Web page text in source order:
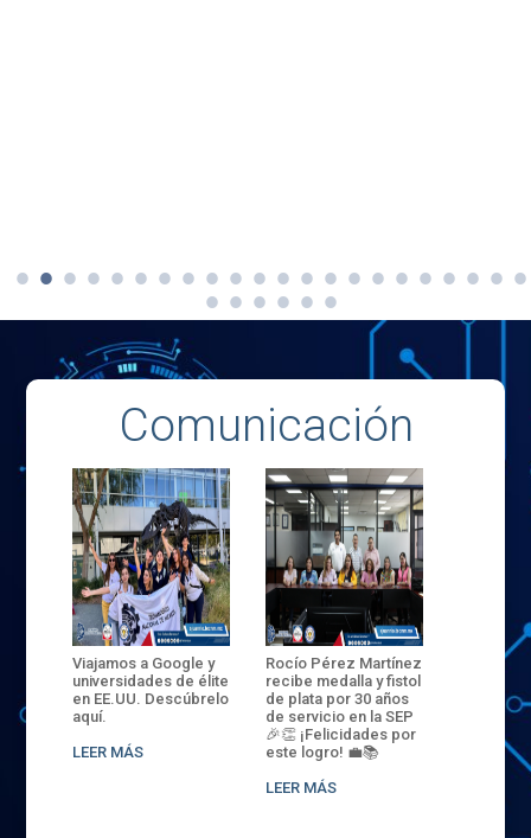
Comunicación
Viajamos a Google y
universidades de élite
en EE.UU. Descúbrelo
aquí.
LEER MÁS
Rocío Pérez Martínez
recibe medalla y fistol
de plata por 30 años
de servicio en la SEP
🎉👏 ¡Felicidades por
este logro! 💼📚
LEER MÁS
ENECB-
del
batalla.
32
sede